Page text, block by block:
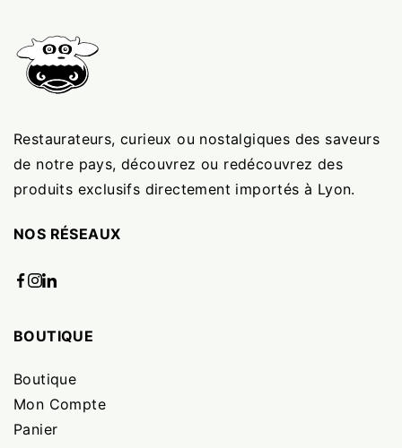
Restaurateurs, curieux ou nostalgiques des saveurs
de notre pays, découvrez ou redécouvrez des
produits exclusifs directement importés à Lyon.
NOS RÉSEAUX
BOUTIQUE
Boutique
Mon Compte
Panier